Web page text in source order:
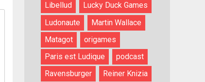
Libellud
Lucky Duck Games
Ludonaute
Martin Wallace
Matagot
origames
Paris est Ludique
podcast
Ravensburger
Reiner Knizia